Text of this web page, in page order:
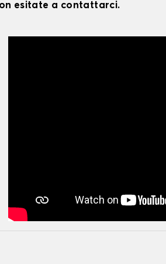
esitate a contattarci.